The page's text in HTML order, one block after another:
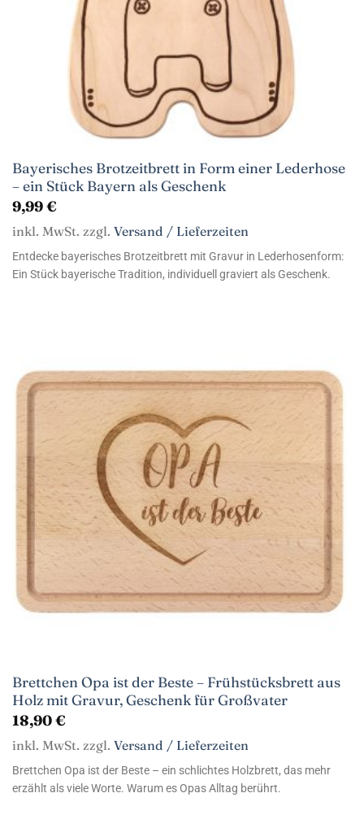
Bayerisches Brotzeitbrett in Form einer Lederhose
– ein Stück Bayern als Geschenk
9,99€
inkl. MwSt. zzgl. Versand / Lieferzeiten
Entdecke bayerisches Brotzeitbrett mit Gravur in Lederhosenform:
Ein Stück bayerische Tradition, individuell graviert als Geschenk.
Brettchen Opa ist der Beste – Frühstücksbrett aus
Holz mit Gravur, Geschenk für Großvater
18,90€
inkl. MwSt. zzgl. Versand / Lieferzeiten
Brettchen Opa ist der Beste – ein schlichtes Holzbrett, das mehr
erzählt als viele Worte. Warum es Opas Alltag berührt.